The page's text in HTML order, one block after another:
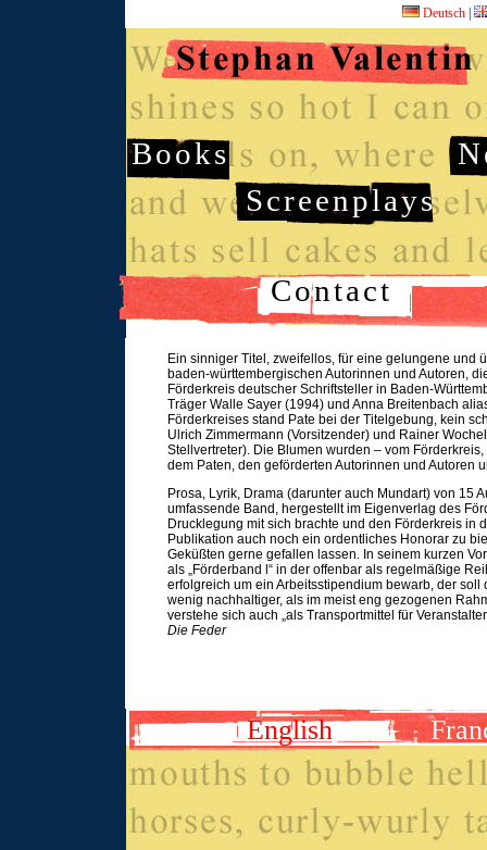
Deutsch
Books
Screenplays
Contact
Ein sinniger Titel, zweifellos, für eine gelungene und
baden-württembergischen Autorinnen und Autoren,
Förderkreis deutscher Schriftsteller in Baden-
Träger Walle Sayer (1994) und Anna Breitenbach
Förderkreises stand Pate bei der Titelgebung, kein
Ulrich Zimmermann (Vorsitzender) und Rainer
Stellvertreter). Die Blumen wurden – vom
dem Paten, den geförderten Autorinnen und Autoren
Prosa, Lyrik, Drama (darunter auch Mundart) von 15
umfassende Band, hergestellt im Eigenverlag des
Drucklegung mit sich brachte und den Förderkreis in
Publikation auch noch ein ordentliches Honorar zu
Geküßten gerne gefallen lassen. In seinem kurzen
als „Förderband l“ in der offenbar als regelmäßige
erfolgreich um ein Arbeitsstipendium bewarb, der
wenig nachhaltiger, als im meist eng gezogenen
verstehe sich auch „als Transportmittel für
Die Feder
English